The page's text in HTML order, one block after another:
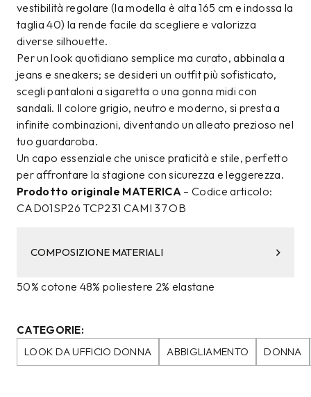
vestibilità regolare (la modella è alta 165 cm e indossa la
taglia 40) la rende facile da scegliere e valorizza
diverse silhouette.
Per un look quotidiano semplice ma curato, abbinala a
jeans e sneakers; se desideri un outfit più sofisticato,
scegli pantaloni a sigaretta o una gonna midi con
sandali. Il colore grigio, neutro e moderno, si presta a
infinite combinazioni, diventando un alleato prezioso nel
tuo guardaroba.
Un capo essenziale che unisce praticità e stile, perfetto
per affrontare la stagione con sicurezza e leggerezza.
Prodotto originale MATERICA – Codice articolo:
CAD01SP26 TCP231 CAMI 37 OB
COMPOSIZIONE MATERIALI
50% cotone 48% poliestere 2% elastane
CATEGORIE:
LOOK DA UFFICIO DONNA
ABBIGLIAMENTO DONNA